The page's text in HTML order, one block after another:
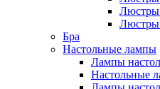
Люстры
Люстры
Бра
Настольные лампы
Лампы
Настольные